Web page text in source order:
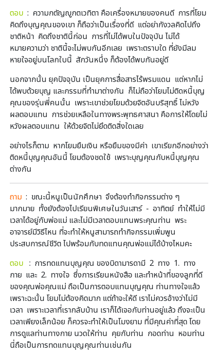
ตอบ : ความกตัญญูกตเวทิตา คือเครื่องหมายของคนดี การที่โยม
คิดถึงบุญคุณของเขา ก็ถือว่าเป็นเรื่องที่ดี แต่อย่ากังวลคิดไปถึง
ชาติหน้า คิดถึงชาตินี้ก่อน การที่ไม่ได้พบในปัจจุบัน ไม่ได้
หมายความว่า ชาตินี้จะไม่พบกันอีกเลย เพราะตราบใด ที่ยังมีลม
หายใจอยู่บนโลกใบนี้ สักวันหนึ่ง ก็ต้องได้พบกันอยู่ดี
นอกจากนั้น ยุคปัจจุบัน เป็นยุคการสื่อสารไร้พรมแดน แต่หากไม่
ได้พบด้วยบุญ และกรรมที่ทำมาต่างกัน ก็ไม่ถือว่าโยมไม่ติดหนี้บุญ
คุณของรุ่นพี่คนนั้น เพราะเขาช่วยโยมด้วยจิตอันบริสุทธิ์ ไม่หวัง
ผลตอบแทน การช่วยเหลือในทางพระพุทธศาสนา คือการให้โดยไม่
หวังผลตอบแทน ให้ด้วยจิตไม่ยึดติดสิ่งใดเลย
อย่างไรก็ตาม หากโยมยืมเงิน หรือยืมของมีค่า เขาเรียกอีกอย่างว่า
ติดหนี้บุญคุณอันนี้ โยมต้องชดใช้ เพราะบุญคุณกับหนี้บุญคุณ
ต่างกัน
ถาม : ขณะนี้หนูเป็นนักศึกษา จึงต้องทำกิจกรรมต่าง ๆ
มากมาย ทั้งยังต้องไปเรียนพิเศษในวันเสาร์ - อาทิตย์ ทำให้ไม่มี
เวลาได้อยู่กับพ่อแม่ และไม่มีเวลาตอบแทนพระคุณท่าน พระ
อาจารย์มีวิธีไหน ที่จะทำให้หนูสามารถทำกิจกรรมเพิ่มพูน
ประสบการณ์ชีวิต ไปพร้อมกับทดแทนคุณพ่อแม่ได้บ้างไหมคะ
ตอบ : การทดแทนบุญคุณ ของบิดามารดามี 2 ทาง 1. ทาง
กาย และ 2. ทางใจ ซึ่งการเรียนหนังสือ และทำหน้าที่ของลูกที่ดี
ของคุณพ่อคุณแม่ ถือเป็นการตอบแทนบุญคุณ ท่านทางใจแล้ว
เพราะฉะนั้น โยมไม่ต้องคิดมาก แต่ถ้าจะให้ดี เราไม่ควรอ้างว่าไม่มี
เวลา เพราะเวลาที่เรากลับบ้าน เราก็ได้เจอกับท่านอยู่แล้ว ถึงจะเป็น
เวลาเพียงเล็กน้อย ก็ควรจะทำให้เป็นโมงยาม ที่มีคุณค่าที่สุด โดย
การดูแลท่านทางกาย นวดให้ท่าน คุยกับท่าน กอดท่าน หอมท่าน
นี่ถือเป็นการทดแทนบุญคุณท่านเช่นกัน